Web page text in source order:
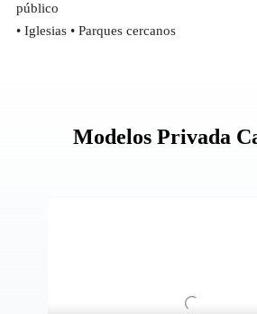
público
• Iglesias • Parques cercanos
Modelos Privada